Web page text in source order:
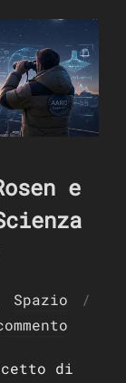
e
Spazio
di